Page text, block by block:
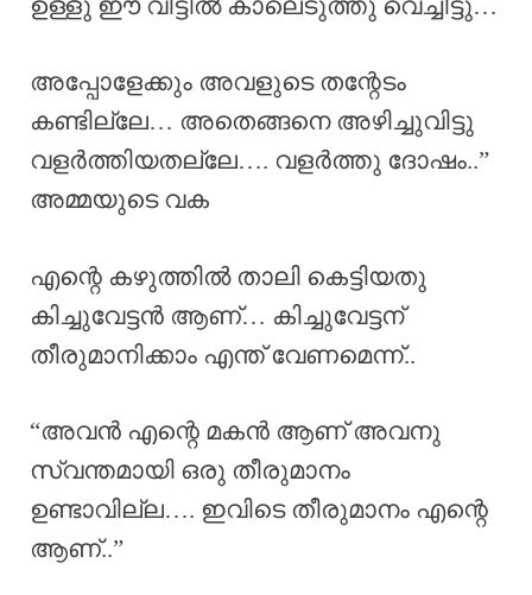
അപ്പോളേക്കും അവളുടെ തന്റേടം
കണ്ടില്ലേ… അതെങ്ങനെ അഴിച്ചുവിട്ടു
വളർത്തിയതല്ലേ…. വളർത്തു ദോഷം..”
അമ്മയുടെ വക
എന്റെ കഴുത്തിൽ താലി കെട്ടിയതു
കിച്ചുവേട്ടൻ ആണ്… കിച്ചുവേട്ടന്
തീരുമാനിക്കാം എന്ത് വേണമെന്ന്..
“അവൻ എന്റെ മകൻ ആണ് അവനു
സ്വന്തമായി ഒരു തീരുമാനം
ഉണ്ടാവില്ല…. ഇവിടെ തീരുമാനം എന്റെ
ആണ്..”